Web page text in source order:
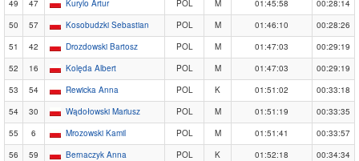
49
47 Kurylo Artur POL M 01:45:58
00:28:14
50
57 Kosobudzki Sebastian POL M 01:46:10
00:28:26
51
42 Drozdowski Bartosz POL M 01:47:03
00:29:19
52
16 Kolęda Albert POL M 01:47:03
00:29:19
53
54 Rewicka Anna POL K 01:51:02
00:33:18
54
30 Wądołowski Mariusz POL M 01:51:19
00:33:35
55
6 Mrozowski Kamil POL M 01:51:41
00:33:57
56
59 Bernaczyk Anna POL K 01:52:18 00:34:34